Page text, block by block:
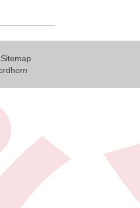
Sitemap